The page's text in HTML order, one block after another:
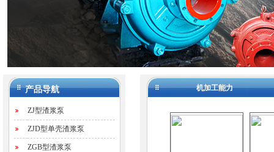
产品导航
ZJ型渣浆泵
ZJD型单壳渣浆泵
ZGB型渣浆泵
机加工能力